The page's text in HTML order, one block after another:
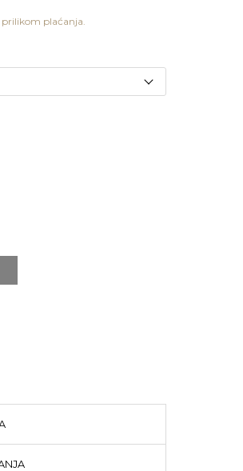
plaćanja.